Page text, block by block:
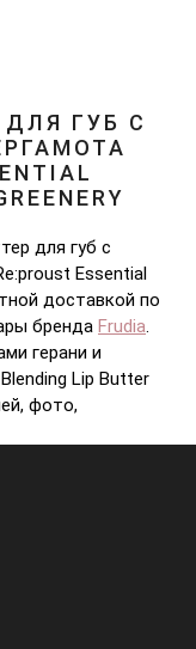
ГУБ С
для губ с
Essential
доставкой по
бренда Frudia.
герани и
Lip Butter
фото,